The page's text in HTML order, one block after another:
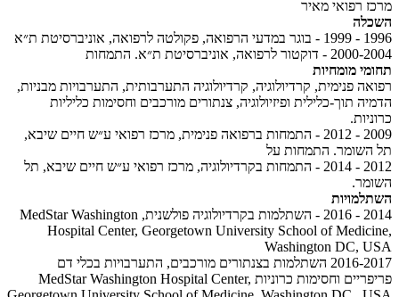
מרכז רפואי מאיר
השכלה
1996 - 1999 - בוגר במדעי הרפואה, פקולטה לרפואה, אוניברסיטת ת״א
2000-2004 - דוקטור לרפואה, אוניברסיטת ת״א. התמחות
תחומי מומחיות
רפואה פנימית, קרדיולוגיה, קרדיולוגיה התערבותית, התערבויות מבניות,
הדמיה תוך-כלילית ופיזיולוגיה, צנתורים מורכבים וחסימות כליליות
כרוניות.
2009 - 2012 - התמחות ברפואה פנימית, מרכז רפואי ע״ש חיים שיבא,
תל השומר. התמחות על
2012 - 2014 - התמחות בקרדיולוגיה, מרכז רפואי ע״ש חיים שיבא, תל
השומר.
השתלמויות
2014 - 2016 - השתלמות בקרדיולוגיה פולשנית, MedStar Washington
Hospital Center, Georgetown University School of Medicine,
Washington DC, USA
2016-2017 השתלמות בצנתורים מורכבים, התערבויות בכלי דם
פריפריים וחסימות כרוניות MedStar Washington Hospital Center,